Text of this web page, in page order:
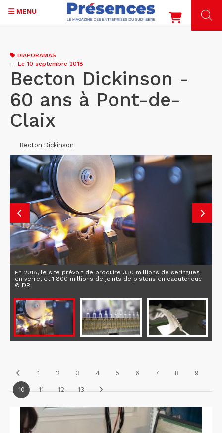
contenu
principal
MENU
DIAPORAMAS
— Le 10 septembre 2018
Becton Dickinson -
60 ans à Pont-de-
Claix
Becton Dickinson
En 2018, le site prévoit de produire 330 millions de seringues
en verre, et 1 800 millions de joints de pistons en caoutchouc
© DR
1 2 3 4 5 6 7 8 9
10 11 12 13